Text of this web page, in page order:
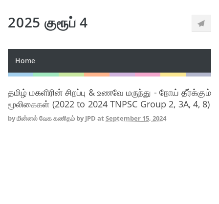
2025 குரூப் 4
Home
தமிழ் மகளிரின் சிறப்பு & உணவே மருந்து - நோய் தீர்க்கும்
மூலிகைகள் (2022 to 2024 TNPSC Group 2, 3A, 4, 8)
byமின்னல் வேக கணிதம் by JPD at September 15, 2024